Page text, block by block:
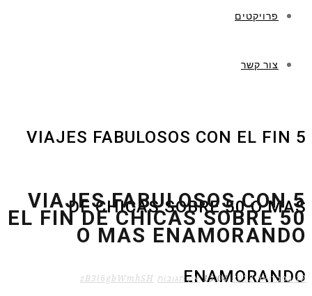
פרויקטים
צור קשר
5 VIAJES FABULOSOS CON EL FIN
DE CHICAS SOBRE 50 O MAS
ENAMORANDO
5 VIAJES FABULOSOS CON
EL FIN DE CHICAS SOBRE 50
O MAS ENAMORANDO
12 בפברואר 2022 15:04 אין תגובות zB3i6gbWmhSH